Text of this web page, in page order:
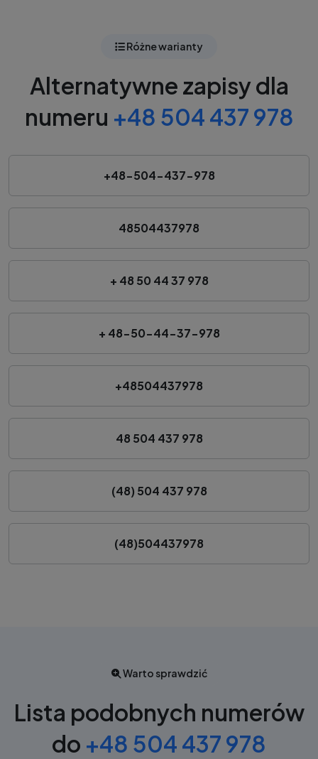
Różne warianty
Alternatywne zapisy dla
numeru +48 504 437 978
+48-504-437-978
48504437978
+ 48 50 44 37 978
+ 48-50-44-37-978
+48504437978
48 504 437 978
(48) 504 437 978
(48)504437978
Warto sprawdzić
Lista podobnych numerów
do +48 504 437 978